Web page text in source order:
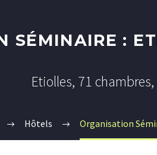
SÉMINAIRE :
Etiolles, 71
Hôtels Organisation